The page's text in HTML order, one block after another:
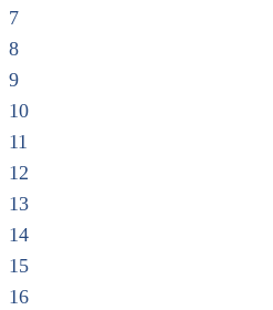
7
8
9
10
11
12
13
14
15
16